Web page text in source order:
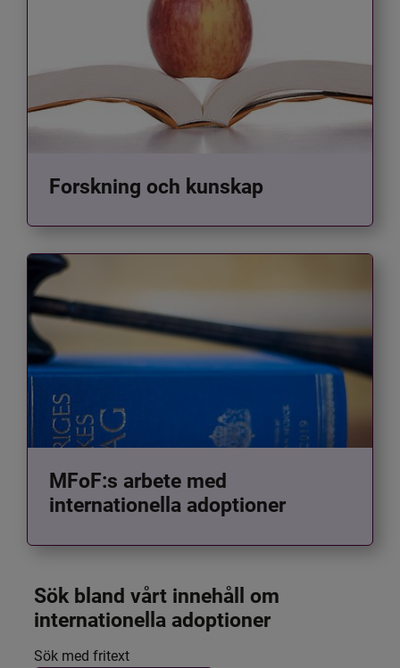
Forskning och kunskap
MFoF:s arbete med
internationella adoptioner
Sök bland vårt innehåll om
internationella adoptioner
Filtrera resultatet
Det här formuläret postas automatiskt
Sök med fritext